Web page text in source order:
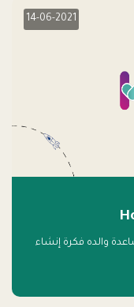
14-06-2021
والده فكرة إنشاء